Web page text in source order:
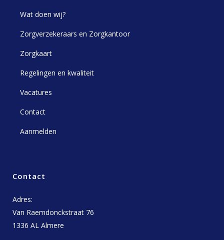
Wat doen wij?
Zorgverzekeraars en Zorgkantoor
Zorgkaart
Regelingen en kwaliteit
Vacatures
Contact
Aanmelden
Contact
Adres:
Van Raemdonckstraat 76
1336 AL Almere